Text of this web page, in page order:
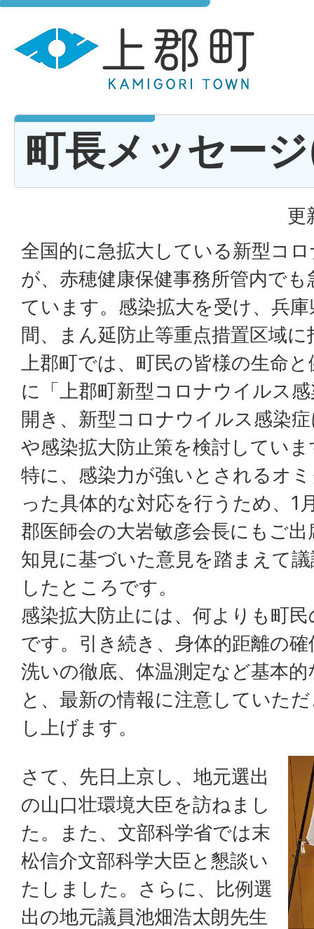
町長メッセー
更
全国的に急拡大している新型コ
が、赤穂健康保健事務所管内で
ています。感染拡大を受け、兵
間、まん延防止等重点措置区域
上郡町では、町民の皆様の生命
に「上郡町新型コロナウイルス
開き、新型コロナウイルス感染
や感染拡大防止策を検討してい
特に、感染力が強いとされるオ
った具体的な対応を行うため、1
郡医師会の大岩敏彦会長にもご
知見に基づいた意見を踏まえて
したところです。
感染拡大防止には、何よりも町
です。引き続き、身体的距離の
洗いの徹底、体温測定など基本
と、最新の情報に注意していた
し上げます。
さて、先日上京し、地元選出
の山口壮環境大臣を訪ねまし
た。また、文部科学省では末
松信介文部科学大臣と懇談い
たしました。さらに、比例選
出の地元議員池畑浩太朗先生